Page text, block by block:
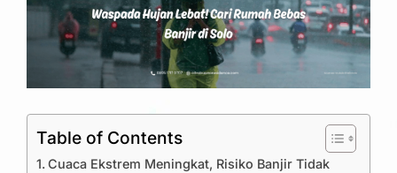
Table of Contents
Cuaca Ekstrem Meningkat, Risiko Banjir Tidak